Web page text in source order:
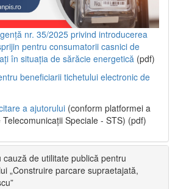
nr. 35/2025 privind introducerea
pentru consumatorii casnici de
în situația de sărăcie energetică (pdf)
beneficiarii tichetului electronic de
a ajutorului (conform platformei a
Speciale - STS) (pdf)
de utilitate publică pentru
„Construire parcare supraetajată,